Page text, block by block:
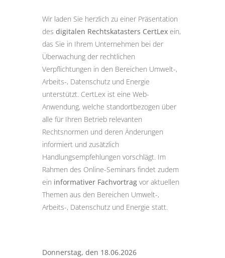
Wir laden Sie herzlich zu einer Präsentation
des digitalen Rechtskatasters CertLex ein,
das Sie in Ihrem Unternehmen bei der
Überwachung der rechtlichen
Verpflichtungen in den Bereichen Umwelt-,
Arbeits-, Datenschutz und Energie
unterstützt. CertLex ist eine Web-
Anwendung, welche standortbezogen über
alle für Ihren Betrieb relevanten
Rechtsnormen und deren Änderungen
informiert und zusätzlich
Handlungsempfehlungen vorschlägt. Im
Rahmen des Online-Seminars findet zudem
ein informativer Fachvortrag vor aktuellen
Themen aus den Bereichen Umwelt-,
Arbeits-, Datenschutz und Energie statt.
Donnerstag, den 18.06.2026